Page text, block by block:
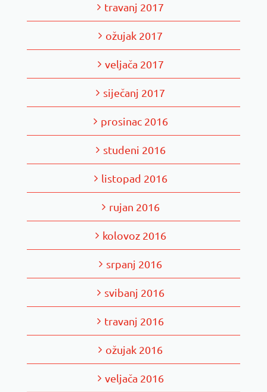
travanj 2017
ožujak 2017
veljača 2017
siječanj 2017
prosinac 2016
studeni 2016
listopad 2016
rujan 2016
kolovoz 2016
srpanj 2016
svibanj 2016
travanj 2016
ožujak 2016
veljača 2016